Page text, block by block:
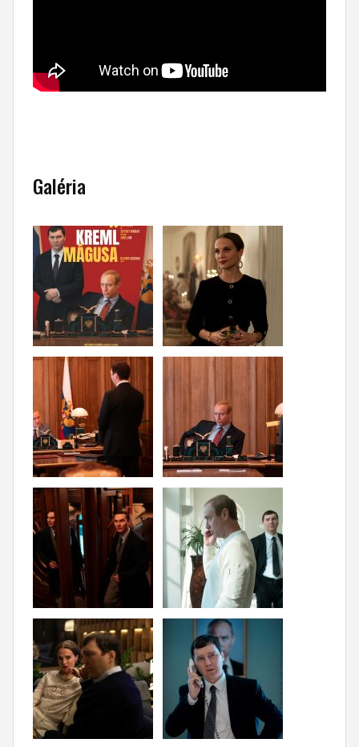
Galéria